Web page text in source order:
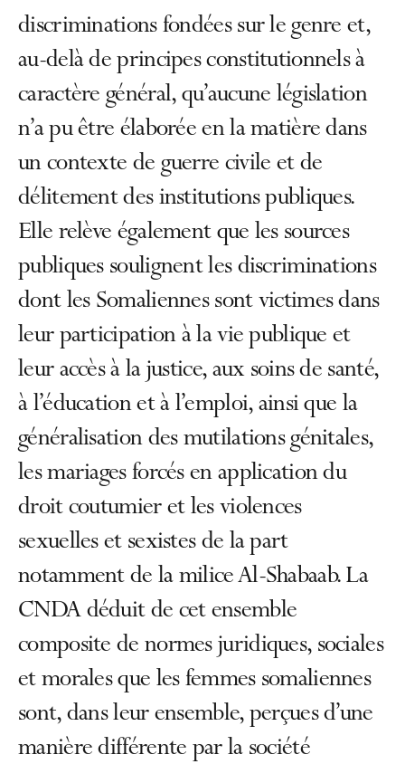
discriminations fondées sur le genre et,
au-delà de principes constitutionnels à
caractère général, qu’aucune législation
n’a pu être élaborée en la matière dans
un contexte de guerre civile et de
délitement des institutions publiques.
Elle relève également que les sources
publiques soulignent les discriminations
dont les Somaliennes sont victimes dans
leur participation à la vie publique et
leur accès à la justice, aux soins de santé,
à l’éducation et à l’emploi, ainsi que la
généralisation des mutilations génitales,
les mariages forcés en application du
droit coutumier et les violences
sexuelles et sexistes de la part
notamment de la milice Al-Shabaab. La
CNDA déduit de cet ensemble
composite de normes juridiques, sociales
et morales que les femmes somaliennes
sont, dans leur ensemble, perçues d’une
manière différente par la société